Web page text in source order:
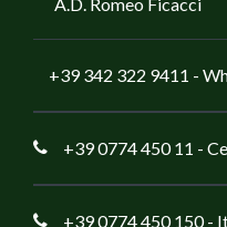
+39 342 322 9411 -
+39 0774 450 11 -
+39 0774 450 150-